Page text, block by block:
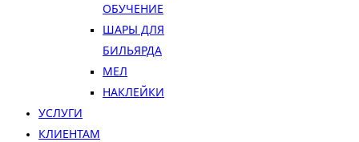
ОБУЧЕНИЕ
ШАРЫ ДЛЯ
БИЛЬЯРДА
МЕЛ
НАКЛЕЙКИ
УСЛУГИ
КЛИЕНТАМ